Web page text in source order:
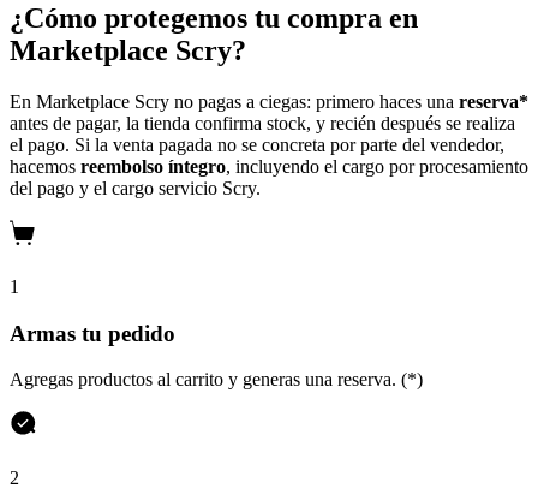
¿Cómo protegemos tu compra en
Marketplace Scry?
En Marketplace Scry no pagas a ciegas: primero haces una reserva*
antes de pagar, la tienda confirma stock, y recién después se realiza
el pago. Si la venta pagada no se concreta por parte del vendedor,
hacemos reembolso íntegro, incluyendo el cargo por procesamiento
del pago y el cargo servicio Scry.
1
Armas tu pedido
Agregas productos al carrito y generas una reserva. (*)
2